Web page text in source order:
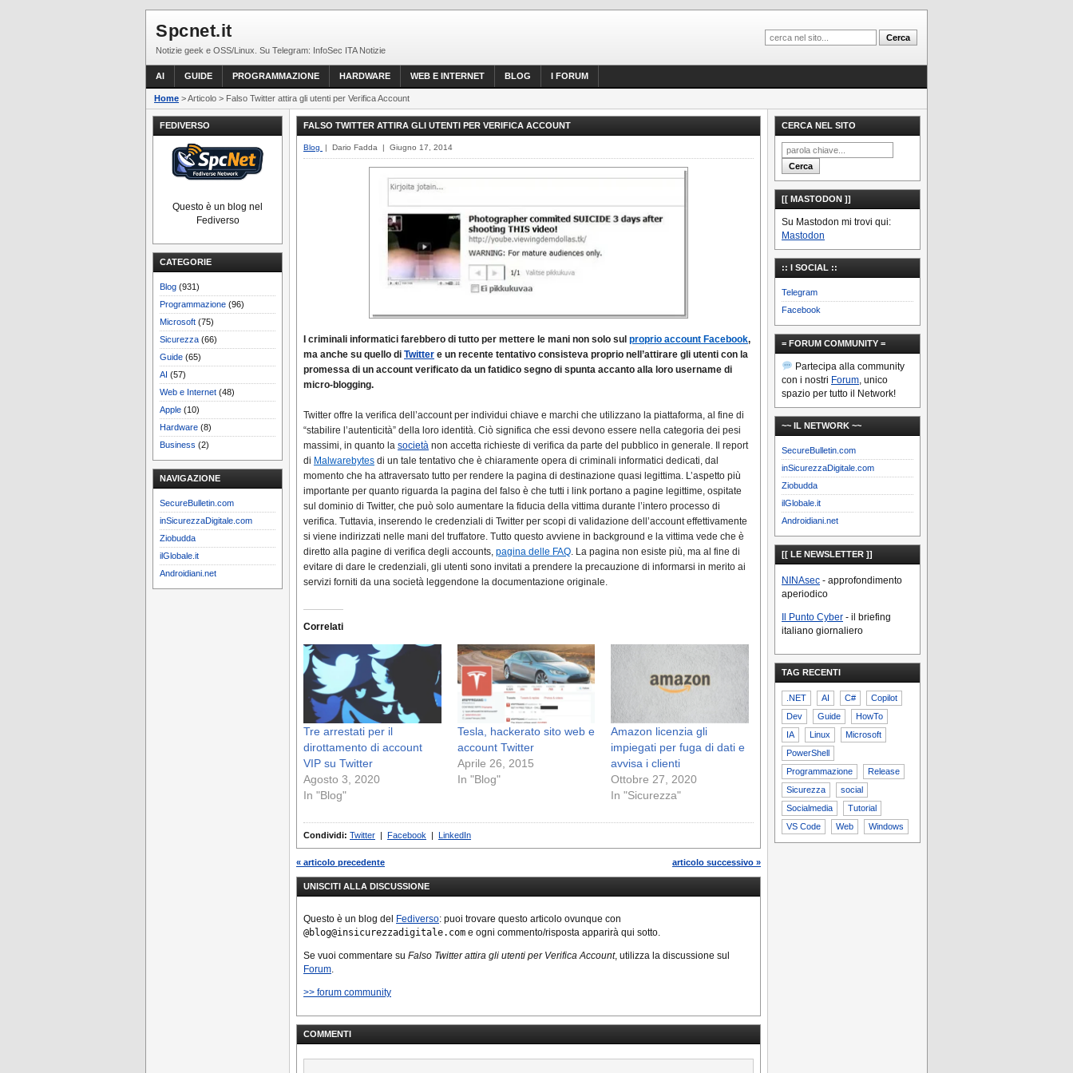
Spcnet.it
Notizie geek e OSS/Linux. Su Telegram: InfoSec ITA Notizie
AI GUIDE PROGRAMMAZIONE HARDWARE WEB E INTERNET BLOG I FORUM
Home > Articolo > Falso Twitter attira gli utenti per Verifica Account
FEDIVERSO
Questo è un blog nel
Fediverso
CATEGORIE
Blog (931)
Programmazione (96)
Microsoft (75)
Sicurezza (66)
Guide (65)
AI (57)
Web e Internet (48)
Apple (10)
Hardware (8)
Business (2)
NAVIGAZIONE
SecureBulletin.com
inSicurezzaDigitale.com
Ziobudda
ilGlobale.it
Androidiani.net
FALSO TWITTER ATTIRA GLI UTENTI PER VERIFICA ACCOUNT
Blog | Dario Fadda | Giugno 17, 2014
I criminali informatici farebbero di tutto per mettere le mani non solo sul proprio account Facebook,
ma anche su quello di Twitter e un recente tentativo consisteva proprio nell’attirare gli utenti con la
promessa di un account verificato da un fatidico segno di spunta accanto alla loro username di
micro-blogging.
Twitter offre la verifica dell’account per individui chiave e marchi che utilizzano la piattaforma, al fine di
“stabilire l’autenticità” della loro identità. Ciò significa che essi devono essere nella categoria dei pesi
massimi, in quanto la società non accetta richieste di verifica da parte del pubblico in generale. Il report
di Malwarebytes di un tale tentativo che è chiaramente opera di criminali informatici dedicati, dal
momento che ha attraversato tutto per rendere la pagina di destinazione quasi legittima. L’aspetto più
importante per quanto riguarda la pagina del falso è che tutti i link portano a pagine legittime, ospitate
sul dominio di Twitter, che può solo aumentare la fiducia della vittima durante l’intero processo di
verifica. Tuttavia, inserendo le credenziali di Twitter per scopi di validazione dell’account effettivamente
si viene indirizzati nelle mani del truffatore. Tutto questo avviene in background e la vittima vede che è
diretto alla pagine di verifica degli accounts, pagina delle FAQ. La pagina non esiste più, ma al fine di
evitare di dare le credenziali, gli utenti sono invitati a prendere la precauzione di informarsi in merito ai
servizi forniti da una società leggendone la documentazione originale.
Correlati
Tre arrestati per il
dirottamento di account
VIP su Twitter
Agosto 3, 2020
In "Blog"
Tesla, hackerato sito web e
account Twitter
Aprile 26, 2015
In "Blog"
Amazon licenzia gli
impiegati per fuga di dati e
avvisa i clienti
Ottobre 27, 2020
In "Sicurezza"
Condividi: Twitter | Facebook | LinkedIn
« articolo precedente articolo successivo »
UNISCITI ALLA DISCUSSIONE
Questo è un blog del Fediverso: puoi trovare questo articolo ovunque con
@blog@insicurezzadigitale.com e ogni commento/risposta apparirà qui sotto.
Se vuoi commentare su Falso Twitter attira gli utenti per Verifica Account, utilizza la discussione sul
Forum
>> forum community
COMMENTI
CERCA NEL SITO
[[ MASTODON ]]
Su Mastodon mi trovi qui:
Mastodon
:: I SOCIAL ::
Telegram
Facebook
= FORUM COMMUNITY =
Partecipa alla community
con i nostri Forum, unico
spazio per tutto il Network!
~~ IL NETWORK ~~
SecureBulletin.com
inSicurezzaDigitale.com
Ziobudda
ilGlobale.it
Androidiani.net
[[ LE NEWSLETTER ]]
NINAsec - approfondimento
aperiodico
Il Punto Cyber - il briefing
italiano giornaliero
TAG RECENTI
.NET AI C#
Copilot
Dev
Guide
HowTo
IA
Linux
Microsoft
PowerShell
Programmazione
Release
Sicurezza
social
Socialmedia
Tutorial
VS Code
Web Windows